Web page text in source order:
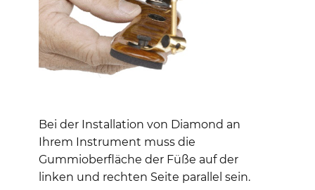
Bei der Installation von Diamond an
Ihrem Instrument muss die
Gummioberfläche der Füße auf der
linken und rechten Seite parallel sein.